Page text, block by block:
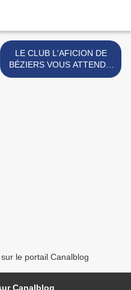
LE CLUB L'AFICION DE
BÉZIERS VOUS ATTEND...
>
le portail Canalblog
Canalblog